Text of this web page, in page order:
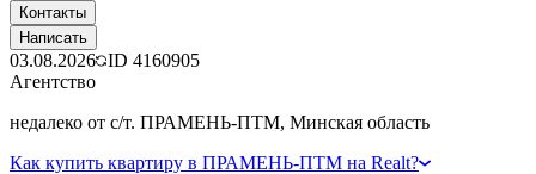
Контакты
Написать
03.08.2026 ID 4160905
Агентство
недалеко от с/т. ПРАМЕНЬ-ПТМ, Минская область
Как купить квартиру в ПРАМЕНЬ-ПТМ на Realt?